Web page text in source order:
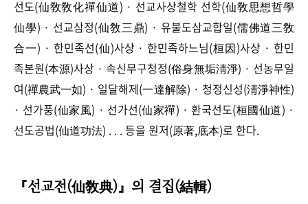
선도(仙敎敎化禪仙道) · 선교사상철학 선학(仙敎思想哲學
仙學) · 선교삼정(仙敎三鼎) · 유불도삼교합일(儒佛道三敎
合一) · 한민족선(仙)사상 · 한민족하느님(桓因)사상 · 한민
족본원(本源)사상 · 속신무구청정(俗身無垢淸淨) · 선농무일
여(禪農武一如) · 일달해제(一達解除) · 청정신성(淸淨神性)
· 선가풍(仙家風) · 선가선(仙家禪) · 환국선도(桓國仙道) ·
선도공법(仙道功法) . . . 등을 원저(原著,底本)로 한다.
『선교전(仙敎典)』의 결집(結輯)